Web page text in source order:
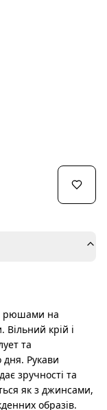
рюшами на
Вільний крій і
та
Рукави
зручності та
як з джинсами,
образів.